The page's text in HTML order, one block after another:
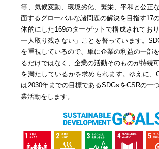
等、気候変動、環境劣化、繁栄、平和と公正
面するグローバルな諸問題の解決を目指す17
体的にした169のターゲットで構成されてお
一人取り残さない」ことを誓っています。
を重視しているので、単に企業の利益の一部
るだけではなく、企業の活動そのものが持続
を満たしているかを求められます。ゆえに、
は2030年までの目標であるSDGsをCSRの一
業活動をします。